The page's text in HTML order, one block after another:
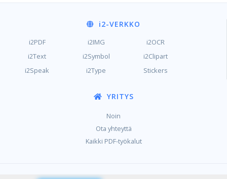
i2-VERKKO
i2PDF i2IMG
i2OCR
i2Text
i2Symbol
i2Clipart
i2Speak
i2Type Stickers
YRITYS
Noin
Ota yhteyttä
Kaikki PDF-työkalut